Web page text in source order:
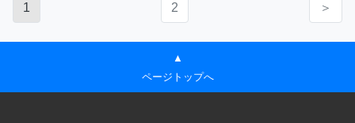
1 2 ＞
▲
ページトップへ